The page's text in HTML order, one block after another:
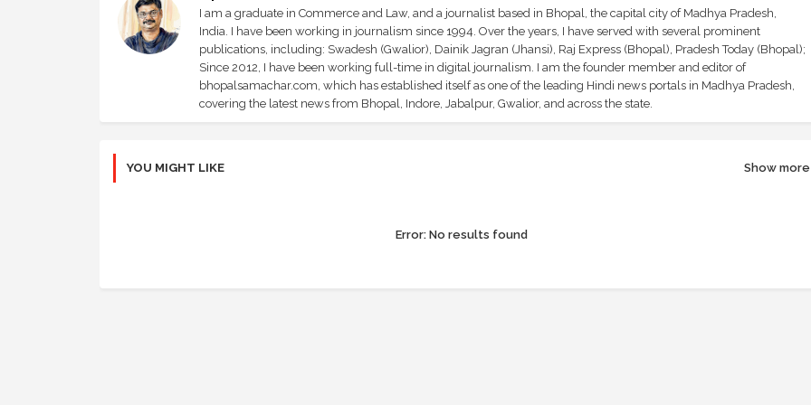
I am a graduate in Commerce and Law, and a journalist based in Bhopal, the capital city of Madhya Pradesh,
India. I have been working in journalism since 1994. Over the years, I have served with several prominent
publications, including: Swadesh (Gwalior), Dainik Jagran (Jhansi), Raj Express (Bhopal), Pradesh Today (Bhopal);
Since 2012, I have been working full-time in digital journalism. I am the founder member and editor of
bhopalsamachar.com, which has established itself as one of the leading Hindi news portals in Madhya Pradesh,
covering the latest news from Bhopal, Indore, Jabalpur, Gwalior, and across the state.
YOU MIGHT LIKE Show more
Error:No results found